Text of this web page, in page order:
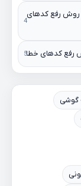
روش رفع کدهای
رفع کدهای خطا
گوشی